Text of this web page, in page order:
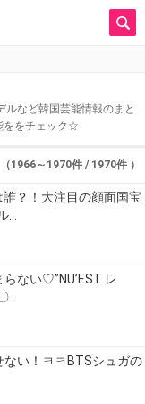
ルなど韓国芸能情報のまと
ををチェック☆
（1966～1970件 / 1970件 ）
？！大注目の顔面国宝
…
ない♡”NU’EST レ
…
ない！ㅋㅋBTSシュガの